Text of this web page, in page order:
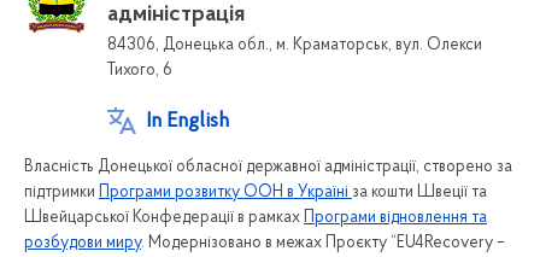
адміністрація
84306, Донецька обл., м. Краматорськ, вул. Олекси
Тихого, 6
In English
Власність Донецької обласної державної адміністрації, створено за
підтримки
Програми розвитку ООН в Україні за кошти Швеції та
Швейцарської Конфедерації в рамках
Програми відновлення та
розбудови миру. Модернізовано в межах Проєкту “EU4Recovery –